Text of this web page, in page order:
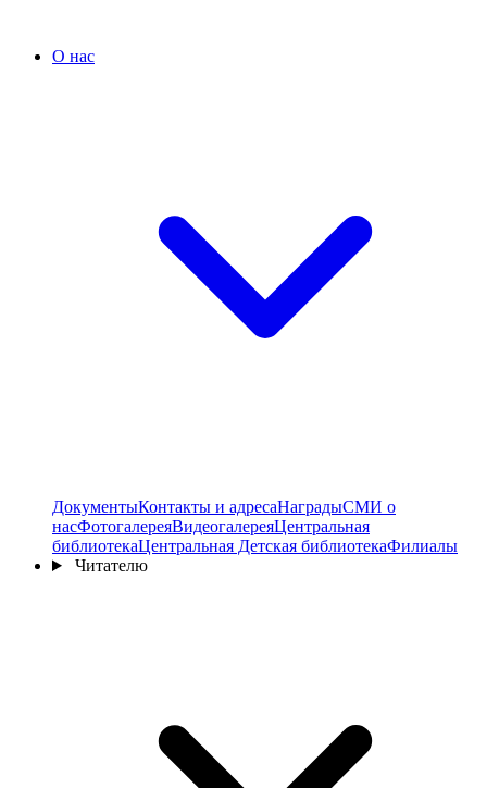
О нас
ДокументыКонтакты и адресаНаградыСМИ о
насФотогалереяВидеогалереяЦентральная
библиотекаЦентральная Детская библиотекаФилиалы
Читателю